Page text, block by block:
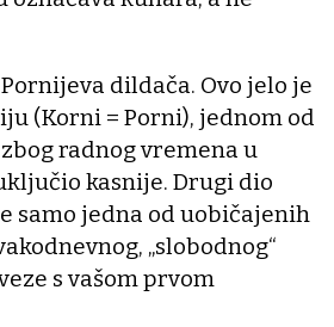
dildača. Ovo jelo je
(Korni = Porni), jednom od
radnog vremena u
kasnije. Drugi dio
samo jedna od uobičajenih
„slobodnog“
s vašom prvom